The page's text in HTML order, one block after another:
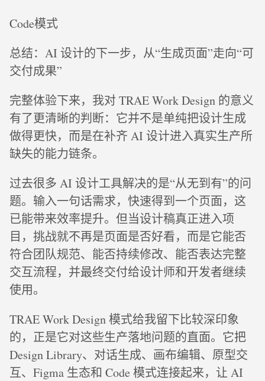
Code模式
总结：AI 设计的下一步，从“生成页面”走向“可
交付成果”
完整体验下来，我对 TRAE Work Design 的意义
有了更清晰的判断：它并不是单纯把设计生成
做得更快，而是在补齐 AI 设计进入真实生产所
缺失的能力链条。
过去很多 AI 设计工具解决的是“从无到有”的问
题。输入一句话需求，快速得到一个页面，这
已能带来效率提升。但当设计稿真正进入项
目，挑战就不再是页面是否好看，而是它能否
符合团队规范、能否持续修改、能否表达完整
交互流程，并最终交付给设计师和开发者继续
使用。
TRAE Work Design 模式给我留下比较深印象
的，正是它对这些生产落地问题的直面。它把
Design Library、对话生成、画布编辑、原型交
互、Figma 生态和 Code 模式连接起来，让 AI